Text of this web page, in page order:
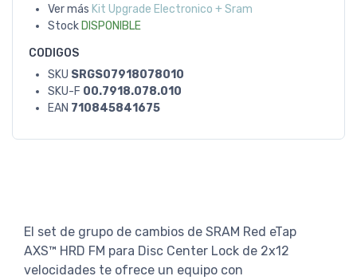
Ver más Kit Upgrade Electronico + Sram
Stock DISPONIBLE
CODIGOS
SKU SRGS07918078010
SKU-F 00.7918.078.010
EAN 710845841675
El set de grupo de cambios de SRAM Red eTap
AXS™ HRD FM para Disc Center Lock de 2x12
velocidades te ofrece un equipo con